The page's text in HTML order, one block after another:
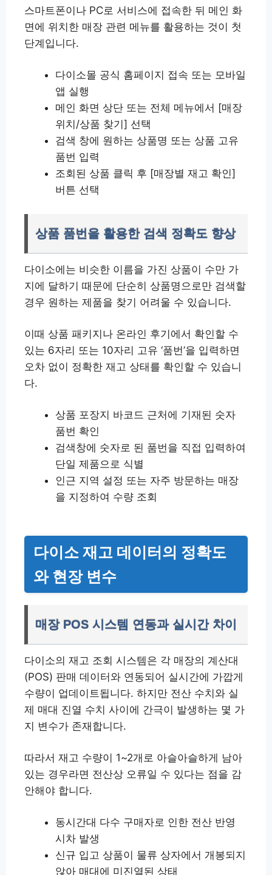
스마트폰이나 PC로 서비스에 접속한 뒤 메인 화
면에 위치한 매장 관련 메뉴를 활용하는 것이 첫
단계입니다.
다이소몰 공식 홈페이지 접속 또는 모바일
앱 실행
메인 화면 상단 또는 전체 메뉴에서 [매장
위치/상품 찾기] 선택
검색 창에 원하는 상품명 또는 상품 고유
품번 입력
조회된 상품 클릭 후 [매장별 재고 확인]
버튼 선택
상품 품번을 활용한 검색 정확도 향상
다이소에는 비슷한 이름을 가진 상품이 수만 가
지에 달하기 때문에 단순히 상품명으로만 검색할
경우 원하는 제품을 찾기 어려울 수 있습니다.
이때 상품 패키지나 온라인 후기에서 확인할 수
있는 6자리 또는 10자리 고유 ‘품번’을 입력하면
오차 없이 정확한 재고 상태를 확인할 수 있습니
다.
상품 포장지 바코드 근처에 기재된 숫자
품번 확인
검색창에 숫자로 된 품번을 직접 입력하여
단일 제품으로 식별
인근 지역 설정 또는 자주 방문하는 매장
을 지정하여 수량 조회
다이소 재고 데이터의 정확도
와 현장 변수
매장 POS 시스템 연동과 실시간 차이
다이소의 재고 조회 시스템은 각 매장의 계산대
(POS) 판매 데이터와 연동되어 실시간에 가깝게
수량이 업데이트됩니다. 하지만 전산 수치와 실
제 매대 진열 수치 사이에 간극이 발생하는 몇 가
지 변수가 존재합니다.
따라서 재고 수량이 1~2개로 아슬아슬하게 남아
있는 경우라면 전산상 오류일 수 있다는 점을 감
안해야 합니다.
동시간대 다수 구매자로 인한 전산 반영
시차 발생
신규 입고 상품이 물류 상자에서 개봉되지
않아 매대에 미진열된 상태